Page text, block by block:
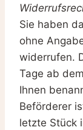
Sie haben
ohne
widerrufen.
Tage ab
Ihnen
Beförderer
letzte Stück